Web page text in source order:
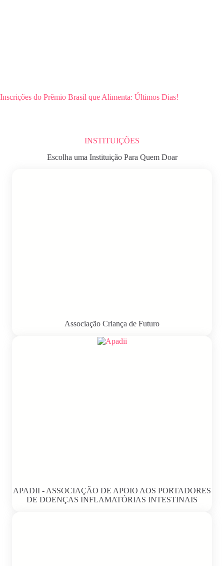
Inscrições do Prêmio Brasil que Alimenta: Últimos Dias!
INSTITUIÇÕES
Escolha uma Instituição Para Quem Doar
Associação Criança de Futuro
APADII - ASSOCIAÇÃO DE APOIO AOS PORTADORES
DE DOENÇAS INFLAMATÓRIAS INTESTINAIS